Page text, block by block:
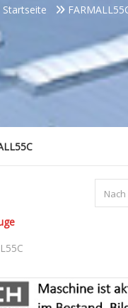
Startseite